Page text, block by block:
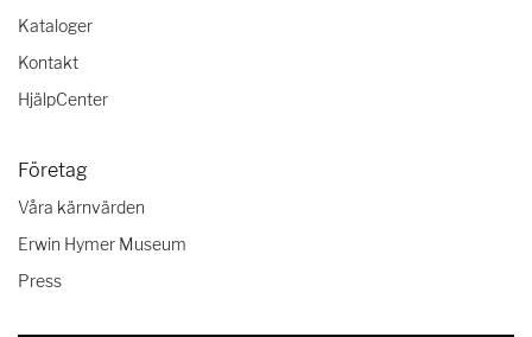
Kataloger
Kontakt
HjälpCenter
Företag
Våra kärnvärden
Erwin Hymer Museum
Press